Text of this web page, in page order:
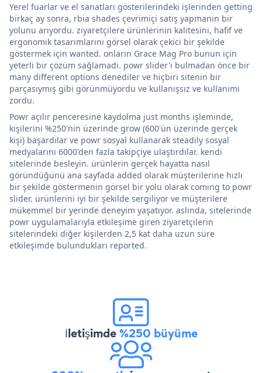
Yerel fuarlar ve el sanatları gösterilerindeki işlerinden getting
birkaç ay sonra, rbia shades çevrimiçi satış yapmanın bir
yolunu arıyordu. ziyaretçilere ürünlerinin kalitesini, hafif ve
ergonomik tasarımlarını görsel olarak çekici bir şekilde
göstermek için wanted. onların Grace Mag Pro bunun için
yeterli bir çözüm sağlamadı. powr slider'ı bulmadan önce bir
many different options denediler ve hiçbiri sitenin bir
parçasıymış gibi görünmüyordu ve kullanışsız ve kullanımı
zordu.
Powr açılır penceresine kaydolma just months işleminde,
kişilerini %250'nin üzerinde grow (600'ün üzerinde gerçek
kişi) başardılar ve powr sosyal kullanarak steadily sosyal
medyalarını 6000'den fazla takipçiye ulaştırdılar. kendi
sitelerinde besleyin. ürünlerin gerçek hayatta nasıl
göründüğünü ana sayfada added olarak müşterilerine hızlı
bir şekilde göstermenin görsel bir yolu olarak coming to powr
slider. ürünlerini iyi bir şekilde sergiliyor ve müşterilere
mükemmel bir yerinde deneyim yaşatıyor. aslında, sitelerinde
powr uygulamalarıyla etkileşime giren ziyaretçilerin
sitelerindeki diğer kişilerden 2,5 kat daha uzun süre
etkileşimde bulundukları reported.
İletişimde%250 büyüme